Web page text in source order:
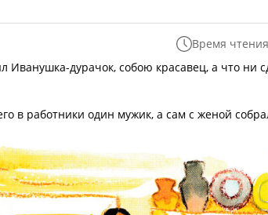
Время
Иванушка-дурачок, собою красавец, а что ни
в работники один мужик, а сам с женой